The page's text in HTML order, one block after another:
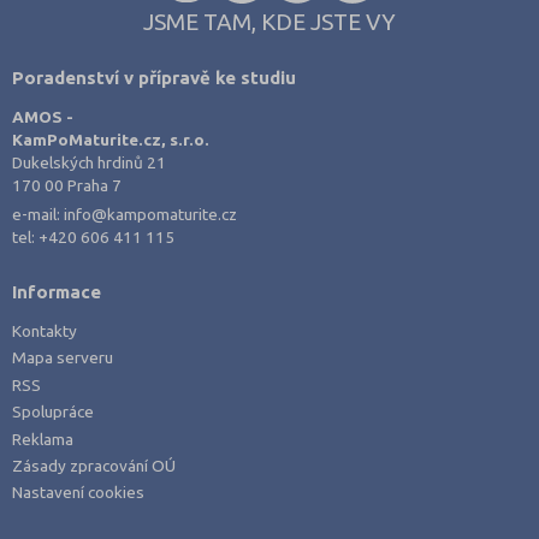
JSME TAM, KDE JSTE VY
Poradenství v přípravě ke studiu
AMOS -
KamPoMaturite.cz, s.r.o.
Dukelských hrdinů 21
170 00 Praha 7
e-mail:info@kampomaturite.cz
tel: +420 606 411 115
Informace
Kontakty
Mapa serveru
RSS
Spolupráce
Reklama
Zásady zpracování OÚ
Nastavení cookies